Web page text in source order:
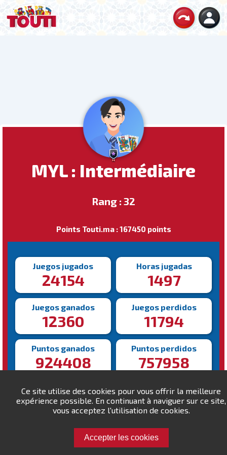
Ce site utilise des cookies pour vous offrir la meilleure
expérience possible. En continuant à naviguer sur ce site,
vous acceptez l'utilisation de cookies.
Accepter les cookies
MYL : Intermédiaire
Rang : 32
Points Touti.ma : 167450 points
Juegos jugados
24154
Horas jugadas
1497
Juegos ganados
12360
Juegos perdidos
11794
Puntos ganados
924408
Puntos perdidos
757958
Victoria más rápida
75s
Victoria más lenta
2429s
Desafía a MYL!